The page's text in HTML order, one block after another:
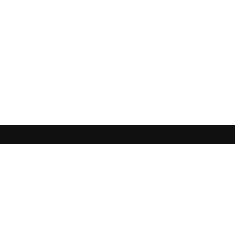
Uplifted with